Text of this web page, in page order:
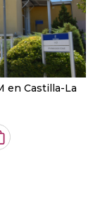
en Castilla-La